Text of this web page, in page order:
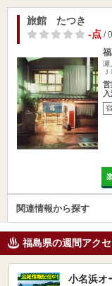
旅館 たつき
-点/
瀬
営
関連情報から探す
福島県の週間アク
小名浜オ